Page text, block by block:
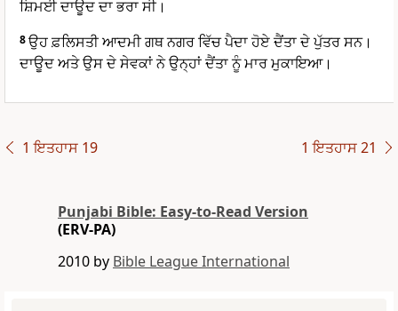
ਸ਼ਿਮਈ ਦਾਊਦ ਦਾ ਭਰਾ ਸੀ।
8ਉਹ ਫ਼ਲਿਸਤੀ ਆਦਮੀ ਗਥ ਨਗਰ ਵਿੱਚ ਪੈਦਾ ਹੋਏ ਦੈਂਤਾ ਦੇ ਪੁੱਤਰ ਸਨ।
ਦਾਊਦ ਅਤੇ ਉਸ ਦੇ ਸੇਵਕਾਂ ਨੇ ਉਨ੍ਹਾਂ ਦੈਂਤਾ ਨੂੰ ਮਾਰ ਮੁਕਾਇਆ।
1 ਇਤਹਾਸ 19 1 ਇਤਹਾਸ 21
Punjabi Bible: Easy-to-Read Version
(ERV-PA)
2010 by Bible League International